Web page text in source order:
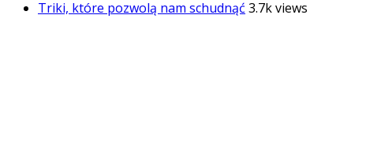
Triki, które pozwolą nam schudnąć 3.7k views